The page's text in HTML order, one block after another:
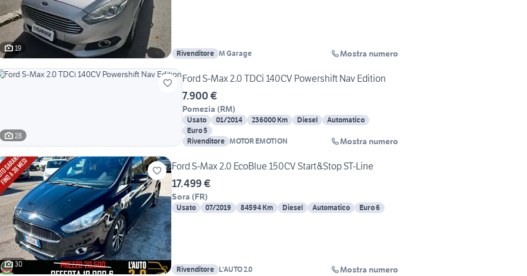
19
Rivenditore M Garage Mostra numero
28
Ford S-Max 2.0 TDCi 140CV Powershift Nav Edition
7.900 €
Pomezia (RM)
Usato 01/2014 236000 Km Diesel
Automatico
Euro 5
Rivenditore MOTOR EMOTION Mostra numero
30
Ford S-Max 2.0 EcoBlue 150CV Start&Stop ST-Line
17.499 €
Sora (FR)
Usato 07/2019 84594 Km Diesel Automatico Euro 6
Rivenditore L'AUTO 2.0 Mostra numero